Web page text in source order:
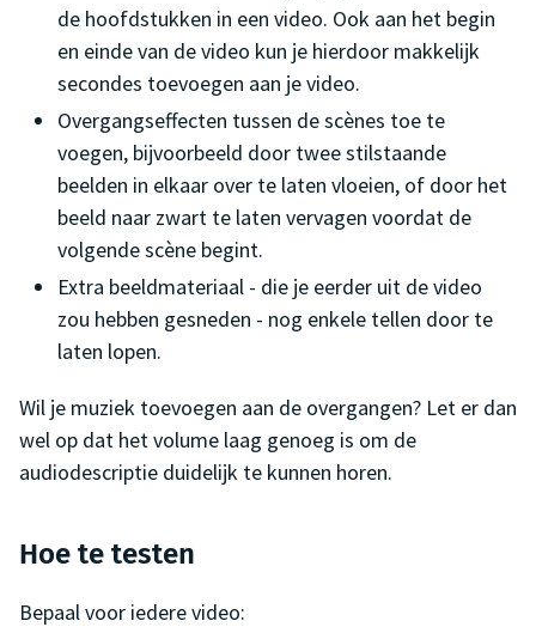
de hoofdstukken in een video. Ook aan het begin
en einde van de video kun je hierdoor makkelijk
secondes toevoegen aan je video.
Overgangseffecten tussen de scènes toe te
voegen, bijvoorbeeld door twee stilstaande
beelden in elkaar over te laten vloeien, of door het
beeld naar zwart te laten vervagen voordat de
volgende scène begint.
Extra beeldmateriaal - die je eerder uit de video
zou hebben gesneden - nog enkele tellen door te
laten lopen.
Wil je muziek toevoegen aan de overgangen? Let er dan
wel op dat het volume laag genoeg is om de
audiodescriptie duidelijk te kunnen horen.
Hoe te testen
Bepaal voor iedere video: